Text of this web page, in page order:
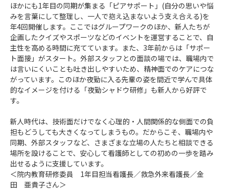
ほかにも1年目の同期が集まる「ピアサポート」(自分の思いや悩
みを言葉にして整理し、一人で抱え込まないよう支え合える)を
年4回開催します。ここではグループワークのほか、新人たちが
企画したクイズやスポーツなどのイベントを運営することで、自
主性を高める時間に充てています。また、3年前からは「サポー
ト面接」がスタート。外部スタッフとの面談の場では、職場内で
は言いにくいことも吐き出しやすいため、精神面でのケアにつな
がっています。このほか夜勤に入る先輩の姿を間近で学んで具体
的なイメージを付ける「夜勤シャドウ研修」も新人から好評で
す。
新人時代は、技術面だけでなく心理的・人間関係的な側面での負
担もどうしても大きくなってしまうもの。だからこそ、職場内や
同期、外部スタッフなど、さまざまな立場の人たちと相談できる
場所を設けることで、安心して看護師としての初めの一歩を踏み
出せるように支援しています。
＜院内教育研修委員 1年目担当看護長／救急外来看護長／金
田 亜貴子さん＞